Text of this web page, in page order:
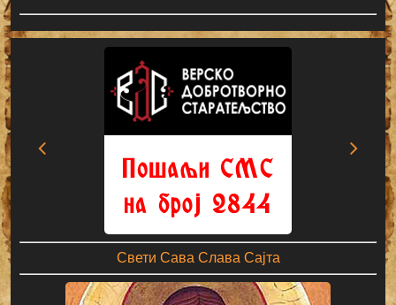
Свети Сава Слава Сајта